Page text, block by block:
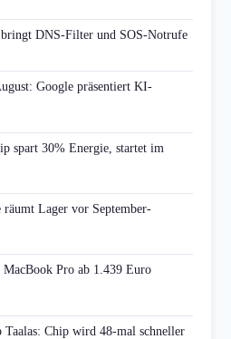
DNS-Filter und SOS-Notrufe
Google präsentiert KI-
spart 30% Energie, startet im
Lager vor September-
Pro ab 1.439 Euro
Chip wird 48-mal schneller